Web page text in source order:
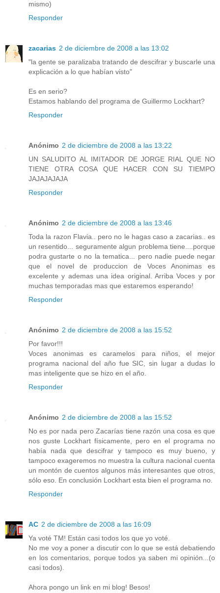
mismo)
Responder
zacarias 2 de diciembre de 2008 a las 13:02
"la gente se paralizaba tratando de descifrar y buscarle una
explicación a lo que habían visto"
Es en serio?
Estamos hablando del programa de Guillermo Lockhart?
Responder
Anónimo 2 de diciembre de 2008 a las 13:22
UN SALUDITO AL IMITADOR DE JORGE RIAL QUE NO
TIENE OTRA COSA QUE HACER CON SU TIEMPO
JAJAJAJAJA
Responder
Anónimo 2 de diciembre de 2008 a las 13:46
Toda la razon Flavia.. pero no le hagas caso a zacarias.. es
un resentido... seguramente algun problema tiene....porque
podra gustarte o no la tematica... pero nadie puede negar
que el novel de produccion de Voces Anonimas es
excelente y ademas una idea original. Arriba Voces y por
muchas temporadas mas que estaremos esperando!
Responder
Anónimo 2 de diciembre de 2008 a las 15:52
Por favor!!!
Voces anonimas es caramelos para niños, el mejor
programa nacional del año fue SIC, sin lugar a dudas lo
mas inteligente que se hizo en el año.
Responder
Anónimo 2 de diciembre de 2008 a las 15:52
No es por nada pero Zacarías tiene razón una cosa es que
nos guste Lockhart físicamente, pero en el programa no
había nada que descifrar y tampoco es muy bueno, y
tampoco exageremos no muestra la cultura nacional cuenta
un montón de cuentos algunos más interesantes que otros,
sólo eso. En conclusión Lockhart esta bien el programa no.
Responder
AC 2 de diciembre de 2008 a las 16:09
Ya voté TM! Están casi todos los que yo voté.
No me voy a poner a discutir con lo que se está debatiendo
en los comentarios, porque todos ya saben mi opinión...(o
casi todos).
Ahora pongo un link en mi blog! Besos!